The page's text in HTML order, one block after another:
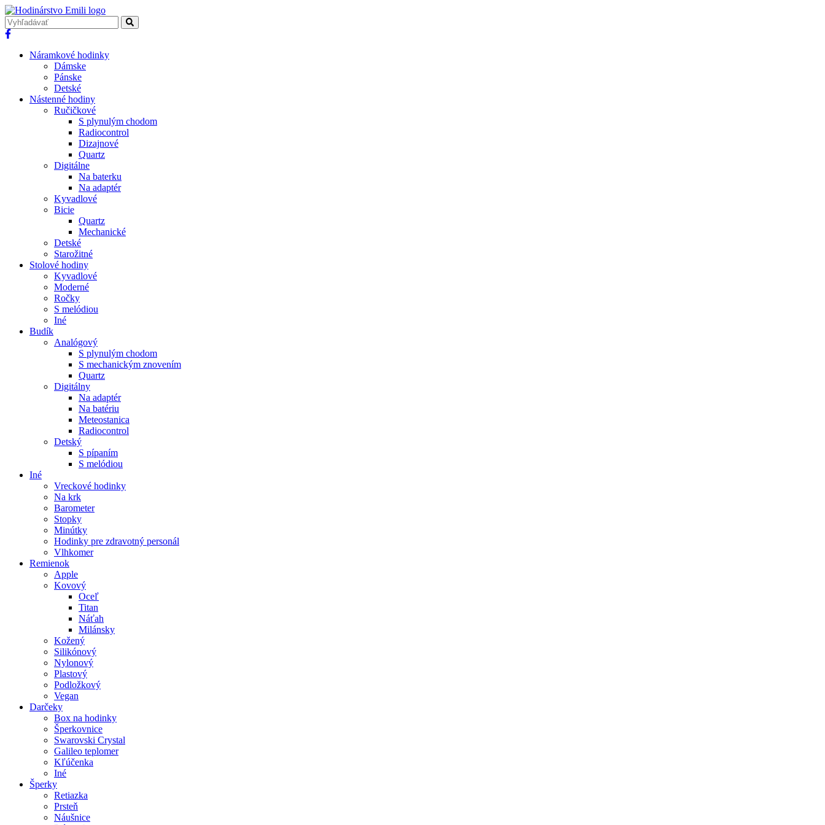
Náramkové hodinky
Dámske
Pánske
Detské
Nástenné hodiny
Ručičkové
S plynulým chodom
Radiocontrol
Dizajnové
Quartz
Digitálne
Na baterku
Na adaptér
Kyvadlové
Bicie
Quartz
Mechanické
Detské
Starožitné
Stolové hodiny
Kyvadlové
Moderné
Ročky
S melódiou
Iné
Budík
Analógový
S plynulým chodom
S mechanickým znovením
Quartz
Digitálny
Na adaptér
Na batériu
Meteostanica
Radiocontrol
Detský
S pípaním
S melódiou
Iné
Vreckové hodinky
Na krk
Barometer
Stopky
Minútky
Hodinky pre zdravotný personál
Vlhkomer
Remienok
Apple
Kovový
Oceľ
Titan
Náťah
Milánsky
Kožený
Silikónový
Nylonový
Plastový
Podložkový
Vegan
Darčeky
Box na hodinky
Šperkovnice
Swarovski Crystal
Galileo teplomer
Kľúčenka
Iné
Šperky
Retiazka
Prsteň
Náušnice